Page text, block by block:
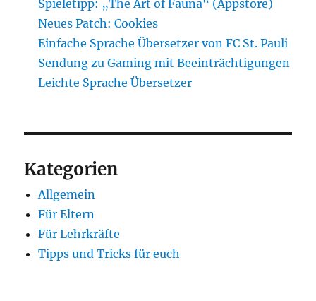
Spieletipp: „The Art of Fauna“ (Appstore)
Neues Patch: Cookies
Einfache Sprache Übersetzer von FC St. Pauli
Sendung zu Gaming mit Beeinträchtigungen
Leichte Sprache Übersetzer
Kategorien
Allgemein
Für Eltern
Für Lehrkräfte
Tipps und Tricks für euch